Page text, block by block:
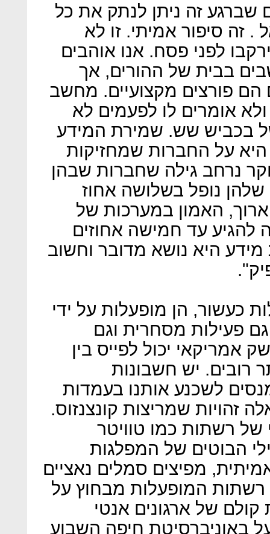
שברגע זה ניתן לנתק את כל
זה סיפור אמיתי. זו לא
לפני פסח. אנו אוהבים
בבית של ההורים, אך
פורצים מקצועיים. מחשב
אומרים לו לפעמים לא
בכביש שש. שמירת המידע
היא על החברות שמחזיקות
נרחב גילה שחברות שבהן
נופל בשלושה אחוז
האמון במערכות של
להגיע עד חמישה אחוזים
היא נושא מדובר וחשוב
כעשור, הן מופעלות על ידי
גם פעילות מסחרית וגם
אמריקאי יכול לפייס בין
רובים. יש חשבונות
לשכנע אותנו בעמדות
זהויות שמריצות קונצנזוס.
של רשתות כמו טוויטר
הבוטים של המפלגות
מפיצים סמלים נאציים
רשתות המופעלות מבחוץ על
קולם של ארגונים אנטי
באוניברסיטת חיפה השבוע